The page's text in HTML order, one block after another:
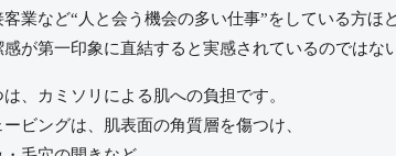
業など“人と会う機会の多い仕事”をしている方ほ
感が第一印象に直結すると実感されているのではな
、カミソリによる肌への負担です。
ビングは、肌表面の角質層を傷つけ、